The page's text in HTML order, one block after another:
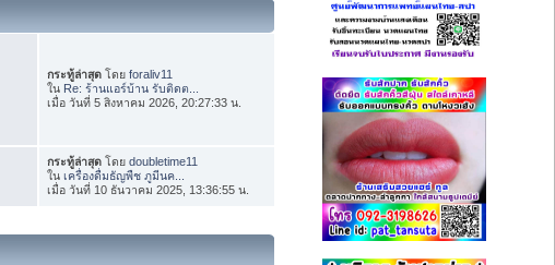
กระทู้ล่าสุด โดยforaliv11
ใน Re: ร้านแอร์บ้าน รับติดต...
เมื่อ วันที่ 5 สิงหาคม 2026, 20:27:33 น.
กระทู้ล่าสุด โดยdoubletime11
ในเครื่องดื่มธัญพืช ภูมีนค...
เมื่อ วันที่ 10 ธันวาคม 2025, 13:36:55 น.